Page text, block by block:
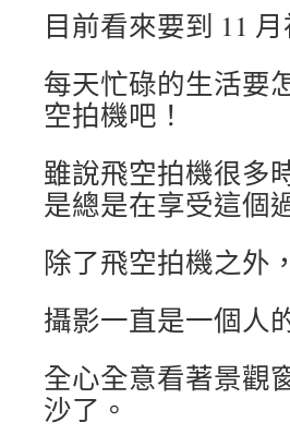
目前看來要到 11
每天忙碌的生活要
空拍機吧！
雖說飛空拍機很多
是總是在享受這個
除了飛空拍機之外
攝影一直是一個人
全心全意看著景觀
沙了。